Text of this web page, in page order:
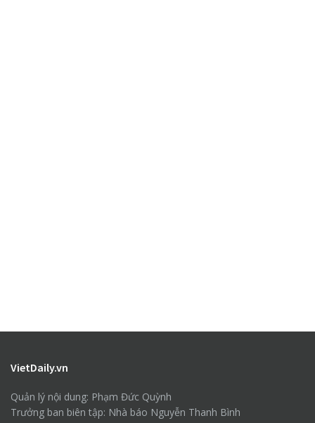
VietDaily.vn
Quản lý nội dung: Phạm Đức Quỳnh
Trưởng ban biên tập: Nhà báo Nguyễn Thanh Bình